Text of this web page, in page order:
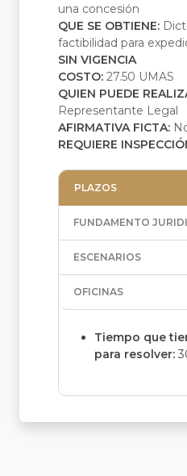
una concesión
QUE SE OBTIENE:
factibilidad para
SIN VIGENCIA
COSTO: 27.50 UMAS
QUIEN PUEDE
Representante Legal
AFIRMATIVA FICTA:
REQUIERE
PLAZOS
FUNDAMENTO
ESCENARIOS
OFICINAS
Tiempo que
para resolver: